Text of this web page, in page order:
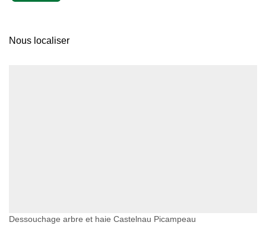
Nous localiser
Dessouchage arbre et haie Castelnau Picampeau